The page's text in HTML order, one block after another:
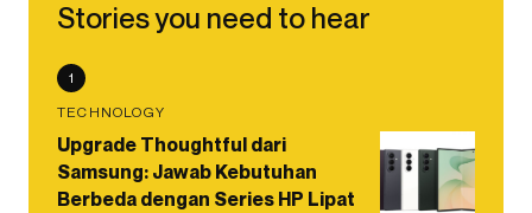
Stories you need to hear
1
TECHNOLOGY
Upgrade Thoughtful dari
Samsung: Jawab Kebutuhan
Berbeda dengan Series HP Lipat